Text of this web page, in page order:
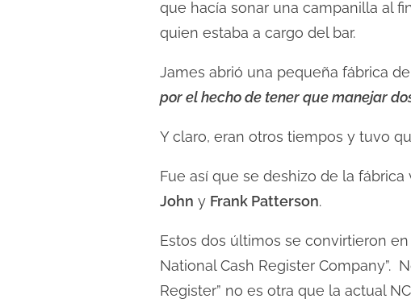
que hacía sonar una campanilla al
quien estaba a cargo del bar.
James abrió una pequeña fábrica
por el hecho de tener que manejar
Y claro, eran otros tiempos y tuvo
Fue así que se deshizo de la
John y Frank Patterson.
Estos dos últimos se convirtieron
National Cash Register Company”.
Register” no es otra que la actual